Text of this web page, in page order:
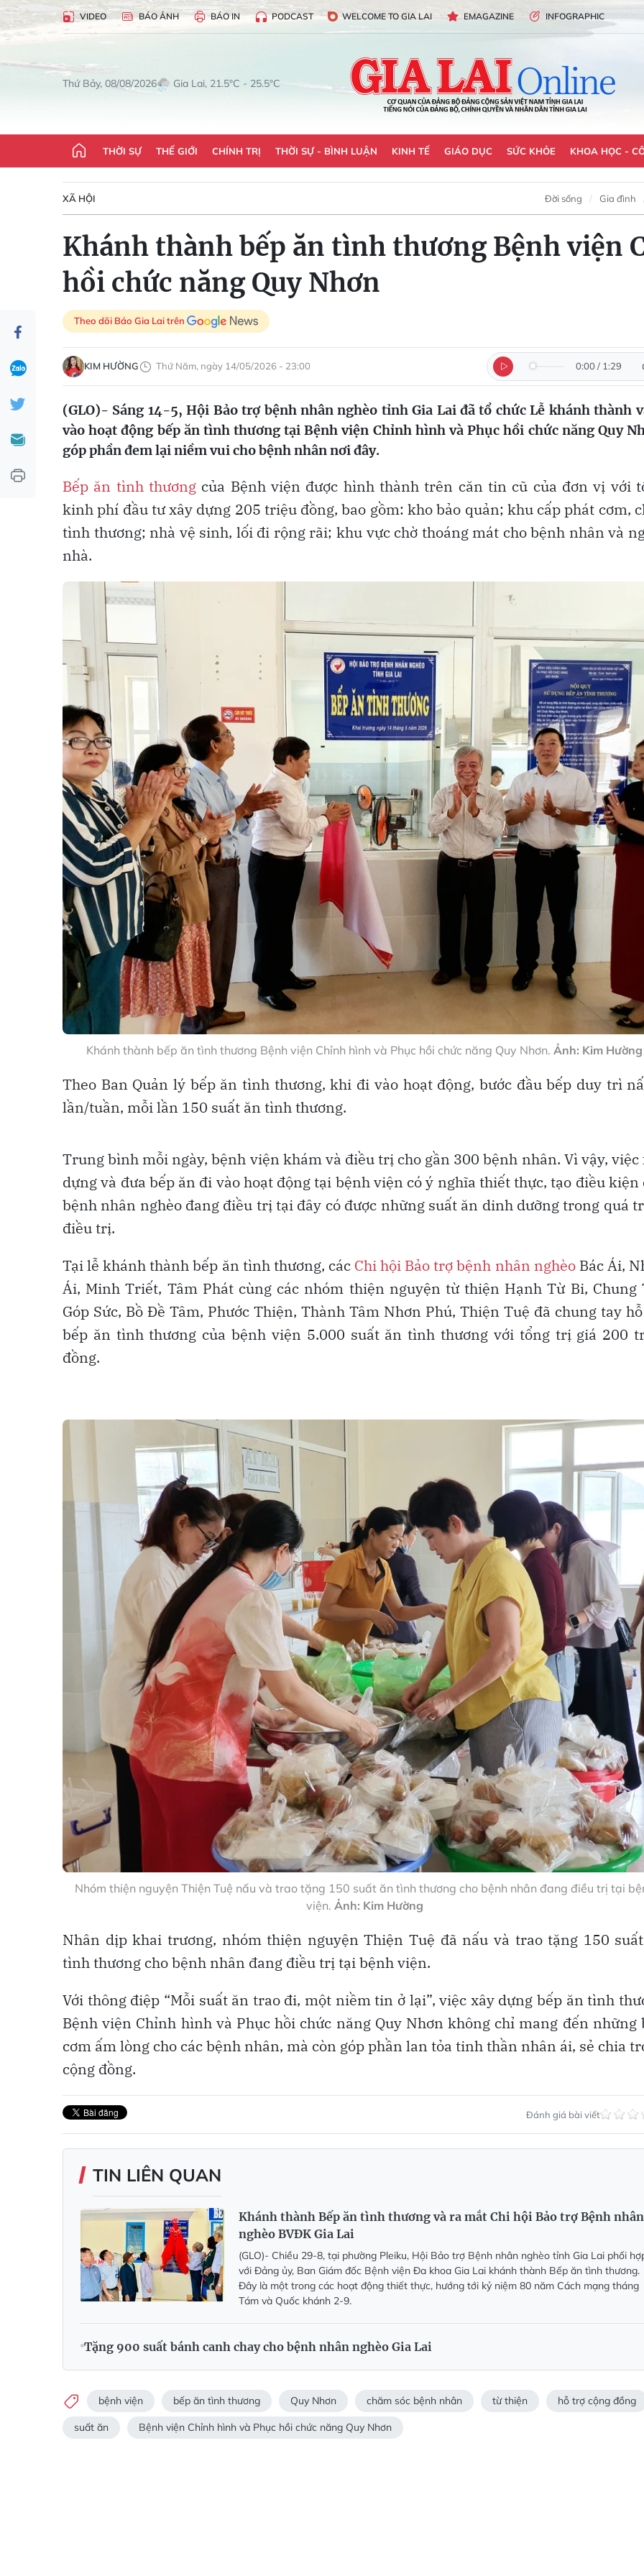
VIDEO BÁO ẢNH BÁO IN PODCAST WELCOME TO GIA LAI EMAGAZINE INFOGRAPHIC
Thứ Bảy, 08/08/2026 Gia Lai, 21.5°C - 25.5°C
THỜI SỰ THẾ GIỚI CHÍNH TRỊ THỜI SỰ - BÌNH LUẬN KINH TẾ GIÁO DỤC SỨC KHỎE KHOA HỌC -
XÃ HỘI Đời sống Gia đình
Khánh thành bếp ăn tình thương Bệnh viện
hồi chức năng Quy Nhơn
Theo dõi Báo Gia Lai trên
KIM HƯỜNG Thứ Năm, ngày 14/05/2026 - 23:00 0:00 / 1:29
(GLO)- Sáng 14-5, Hội Bảo trợ bệnh nhân nghèo tỉnh Gia Lai đã tổ chức Lễ khánh thành
vào hoạt động bếp ăn tình thương tại Bệnh viện Chỉnh hình và Phục hồi chức năng Quy
góp phần đem lại niềm vui cho bệnh nhân nơi đây.
Bếp ăn tình thương của Bệnh viện được hình thành trên căn tin cũ của đơn vị với
kinh phí đầu tư xây dựng 205 triệu đồng, bao gồm: kho bảo quản; khu cấp phát cơm,
tình thương; nhà vệ sinh, lối đi rộng rãi; khu vực chờ thoáng mát cho bệnh nhân và
nhà.
Khánh thành bếp ăn tình thương Bệnh viện Chỉnh hình và Phục hồi chức năng Quy Nhơn. Ảnh: Kim Hường
Theo Ban Quản lý bếp ăn tình thương, khi đi vào hoạt động, bước đầu bếp duy trì
lần/tuần, mỗi lần 150 suất ăn tình thương.
Trung bình mỗi ngày, bệnh viện khám và điều trị cho gần 300 bệnh nhân. Vì vậy, việc
dựng và đưa bếp ăn đi vào hoạt động tại bệnh viện có ý nghĩa thiết thực, tạo điều kiện
bệnh nhân nghèo đang điều trị tại đây có được những suất ăn dinh dưỡng trong quá
điều trị.
Tại lễ khánh thành bếp ăn tình thương, các Chi hội Bảo trợ bệnh nhân nghèo Bác Ái,
Ái, Minh Triết, Tâm Phát cùng các nhóm thiện nguyện từ thiện Hạnh Từ Bi, Chung
Góp Sức, Bồ Đề Tâm, Phước Thiện, Thành Tâm Nhơn Phú, Thiện Tuệ đã chung tay
bếp ăn tình thương của bệnh viện 5.000 suất ăn tình thương với tổng trị giá 200
đồng.
Nhóm thiện nguyện Thiện Tuệ nấu và trao tặng 150 suất ăn tình thương cho bệnh nhân đang điều trị tại
viện. Ảnh: Kim Hường
Nhân dịp khai trương, nhóm thiện nguyện Thiện Tuệ đã nấu và trao tặng 150
tình thương cho bệnh nhân đang điều trị tại bệnh viện.
Với thông điệp “Mỗi suất ăn trao đi, một niềm tin ở lại”, việc xây dựng bếp ăn tình
Bệnh viện Chỉnh hình và Phục hồi chức năng Quy Nhơn không chỉ mang đến những
cơm ấm lòng cho các bệnh nhân, mà còn góp phần lan tỏa tinh thần nhân ái, sẻ chia
cộng đồng.
Đánh giá bài viết
TIN LIÊN QUAN
Khánh thành Bếp ăn tình thương và ra mắt Chi hội Bảo trợ Bệnh nhân
nghèo BVĐK Gia Lai
(GLO)- Chiều 29-8, tại phường Pleiku, Hội Bảo trợ Bệnh nhân nghèo tỉnh Gia Lai phối
với Đảng ủy, Ban Giám đốc Bệnh viện Đa khoa Gia Lai khánh thành Bếp ăn tình thương.
Đây là một trong các hoạt động thiết thực, hướng tới kỷ niệm 80 năm Cách mạng tháng
Tám và Quốc khánh 2-9.
Tặng 900 suất bánh canh chay cho bệnh nhân nghèo Gia Lai
bệnh viện bếp ăn tình thương Quy Nhơn chăm sóc bệnh nhân từ thiện hỗ trợ cộng đồng
suất ăn Bệnh viện Chỉnh hình và Phục hồi chức năng Quy Nhơn